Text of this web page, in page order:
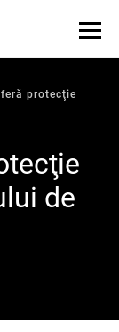
protecţie
de